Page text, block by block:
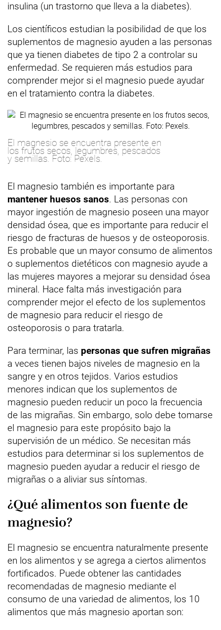
insulina (un trastorno que lleva a la diabetes).
Los científicos estudian la posibilidad de que los
suplementos de magnesio ayuden a las personas
que ya tienen diabetes de tipo 2 a controlar su
enfermedad. Se requieren más estudios para
comprender mejor si el magnesio puede ayudar
en el tratamiento contra la diabetes.
El magnesio se encuentra presente en
los frutos secos, legumbres, pescados
y semillas. Foto: Pexels.
El magnesio también es importante para
mantener huesos sanos. Las personas con
mayor ingestión de magnesio poseen una mayor
densidad ósea, que es importante para reducir el
riesgo de fracturas de huesos y de osteoporosis.
Es probable que un mayor consumo de alimentos
o suplementos dietéticos con magnesio ayude a
las mujeres mayores a mejorar su densidad ósea
mineral. Hace falta más investigación para
comprender mejor el efecto de los suplementos
de magnesio para reducir el riesgo de
osteoporosis o para tratarla.
Para terminar, las personas que sufren migrañas
a veces tienen bajos niveles de magnesio en la
sangre y en otros tejidos. Varios estudios
menores indican que los suplementos de
magnesio pueden reducir un poco la frecuencia
de las migrañas. Sin embargo, solo debe tomarse
el magnesio para este propósito bajo la
supervisión de un médico. Se necesitan más
estudios para determinar si los suplementos de
magnesio pueden ayudar a reducir el riesgo de
migrañas o a aliviar sus síntomas.
¿Qué alimentos son fuente de
magnesio?
El magnesio se encuentra naturalmente presente
en los alimentos y se agrega a ciertos alimentos
fortificados. Puede obtener las cantidades
recomendadas de magnesio mediante el
consumo de una variedad de alimentos, los 10
alimentos que más magnesio aportan son: